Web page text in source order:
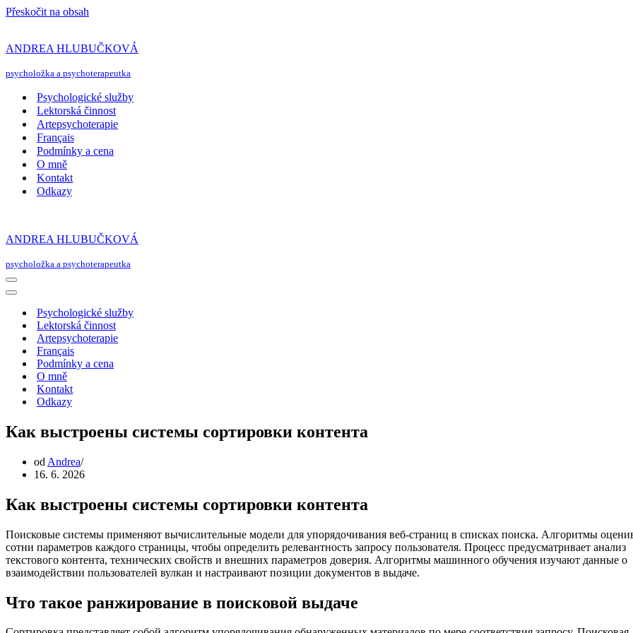
Přeskočit na obsah
ANDREA HLUBUČKOVÁ
psycholožka a psychoterapeutka
Psychologické služby
Lektorská činnost
Artepsychoterapie
Français
Podmínky a cena
O mně
Kontakt
Odkazy
ANDREA HLUBUČKOVÁ
psycholožka a psychoterapeutka
Navigační
menu
Navigační
Psychologické služby
Lektorská činnost
Artepsychoterapie
Français
Podmínky a cena
O mně
Kontakt
Odkazy
Как выстроены системы сортировки контента
od Andrea
16. 6. 2026
Как выстроены системы сортировки контента
Поисковые системы применяют вычислительные модели для упорядочивания веб-страниц в списках поиска. Алгоритмы
сотни параметров каждого страницы, чтобы определить релевантность запросу пользователя. Процесс предусматривает анализ
текстового контента, технических свойств и внешних параметров доверия. Алгоритмы машинного обучения изучают данные о
взаимодействии пользователей вулкан и настраивают позиции документов в выдаче.
Что такое ранжирование в поисковой выдаче